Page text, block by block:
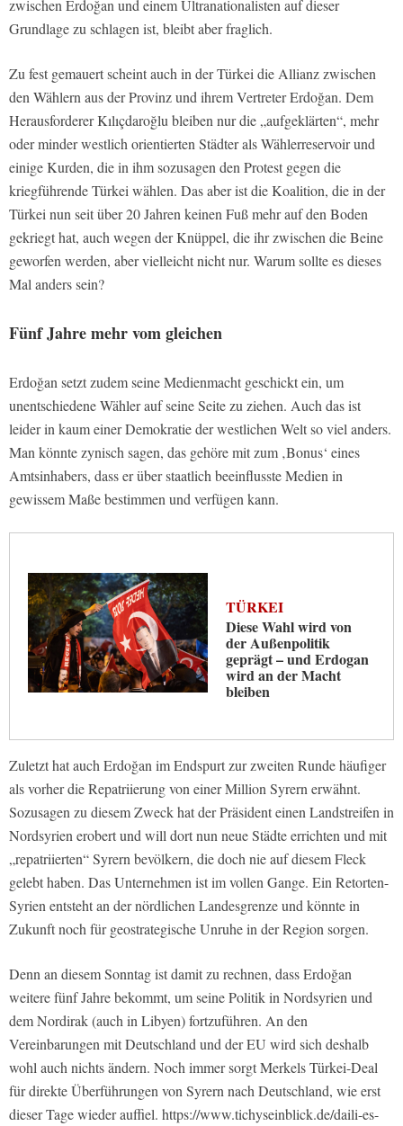
zwischen Erdoğan und einem Ultranationalisten auf dieser
Grundlage zu schlagen ist, bleibt aber fraglich.
Zu fest gemauert scheint auch in der Türkei die Allianz zwischen
den Wählern aus der Provinz und ihrem Vertreter Erdoğan. Dem
Herausforderer Kılıçdaroğlu bleiben nur die „aufgeklärten“, mehr
oder minder westlich orientierten Städter als Wählerreservoir und
einige Kurden, die in ihm sozusagen den Protest gegen die
kriegführende Türkei wählen. Das aber ist die Koalition, die in der
Türkei nun seit über 20 Jahren keinen Fuß mehr auf den Boden
gekriegt hat, auch wegen der Knüppel, die ihr zwischen die Beine
geworfen werden, aber vielleicht nicht nur. Warum sollte es dieses
Mal anders sein?
Fünf Jahre mehr vom gleichen
Erdoğan setzt zudem seine Medienmacht geschickt ein, um
unentschiedene Wähler auf seine Seite zu ziehen. Auch das ist
leider in kaum einer Demokratie der westlichen Welt so viel anders.
Man könnte zynisch sagen, das gehöre mit zum ‚Bonus‘ eines
Amtsinhabers, dass er über staatlich beeinflusste Medien in
gewissem Maße bestimmen und verfügen kann.
TÜRKEI
Diese Wahl wird von
der Außenpolitik
geprägt – und Erdogan
wird an der Macht
bleiben
Zuletzt hat auch Erdoğan im Endspurt zur zweiten Runde häufiger
als vorher die Repatriierung von einer Million Syrern erwähnt.
Sozusagen zu diesem Zweck hat der Präsident einen Landstreifen in
Nordsyrien erobert und will dort nun neue Städte errichten und mit
„repatriierten“ Syrern bevölkern, die doch nie auf diesem Fleck
gelebt haben. Das Unternehmen ist im vollen Gange. Ein Retorten-
Syrien entsteht an der nördlichen Landesgrenze und könnte in
Zukunft noch für geostrategische Unruhe in der Region sorgen.
Denn an diesem Sonntag ist damit zu rechnen, dass Erdoğan
weitere fünf Jahre bekommt, um seine Politik in Nordsyrien und
dem Nordirak (auch in Libyen) fortzuführen. An den
Vereinbarungen mit Deutschland und der EU wird sich deshalb
wohl auch nichts ändern. Noch immer sorgt Merkels Türkei-Deal
für direkte Überführungen von Syrern nach Deutschland, wie erst
dieser Tage wieder auffiel. https://www.tichyseinblick.de/daili-es-